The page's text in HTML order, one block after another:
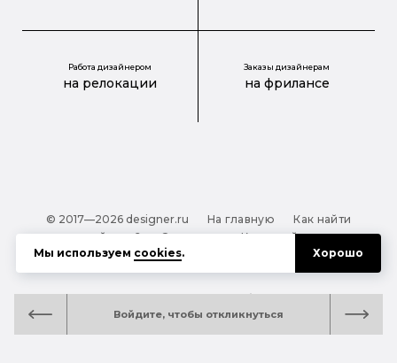
Войдите, чтобы откликнуться
Работа дизайнером
на релокации
Заказы дизайнерам
на фрилансе
© 2017—2026 designer.ru На главную
Как найти
дизайнера?
О проекте
Карта сайта
Обработка персональных данных
Файлы cookie
Полезная подсказка:
Как выбрать дизайнера:
руководство для тех, кто заказывает дизайн
Мы используем cookies. Хорошо